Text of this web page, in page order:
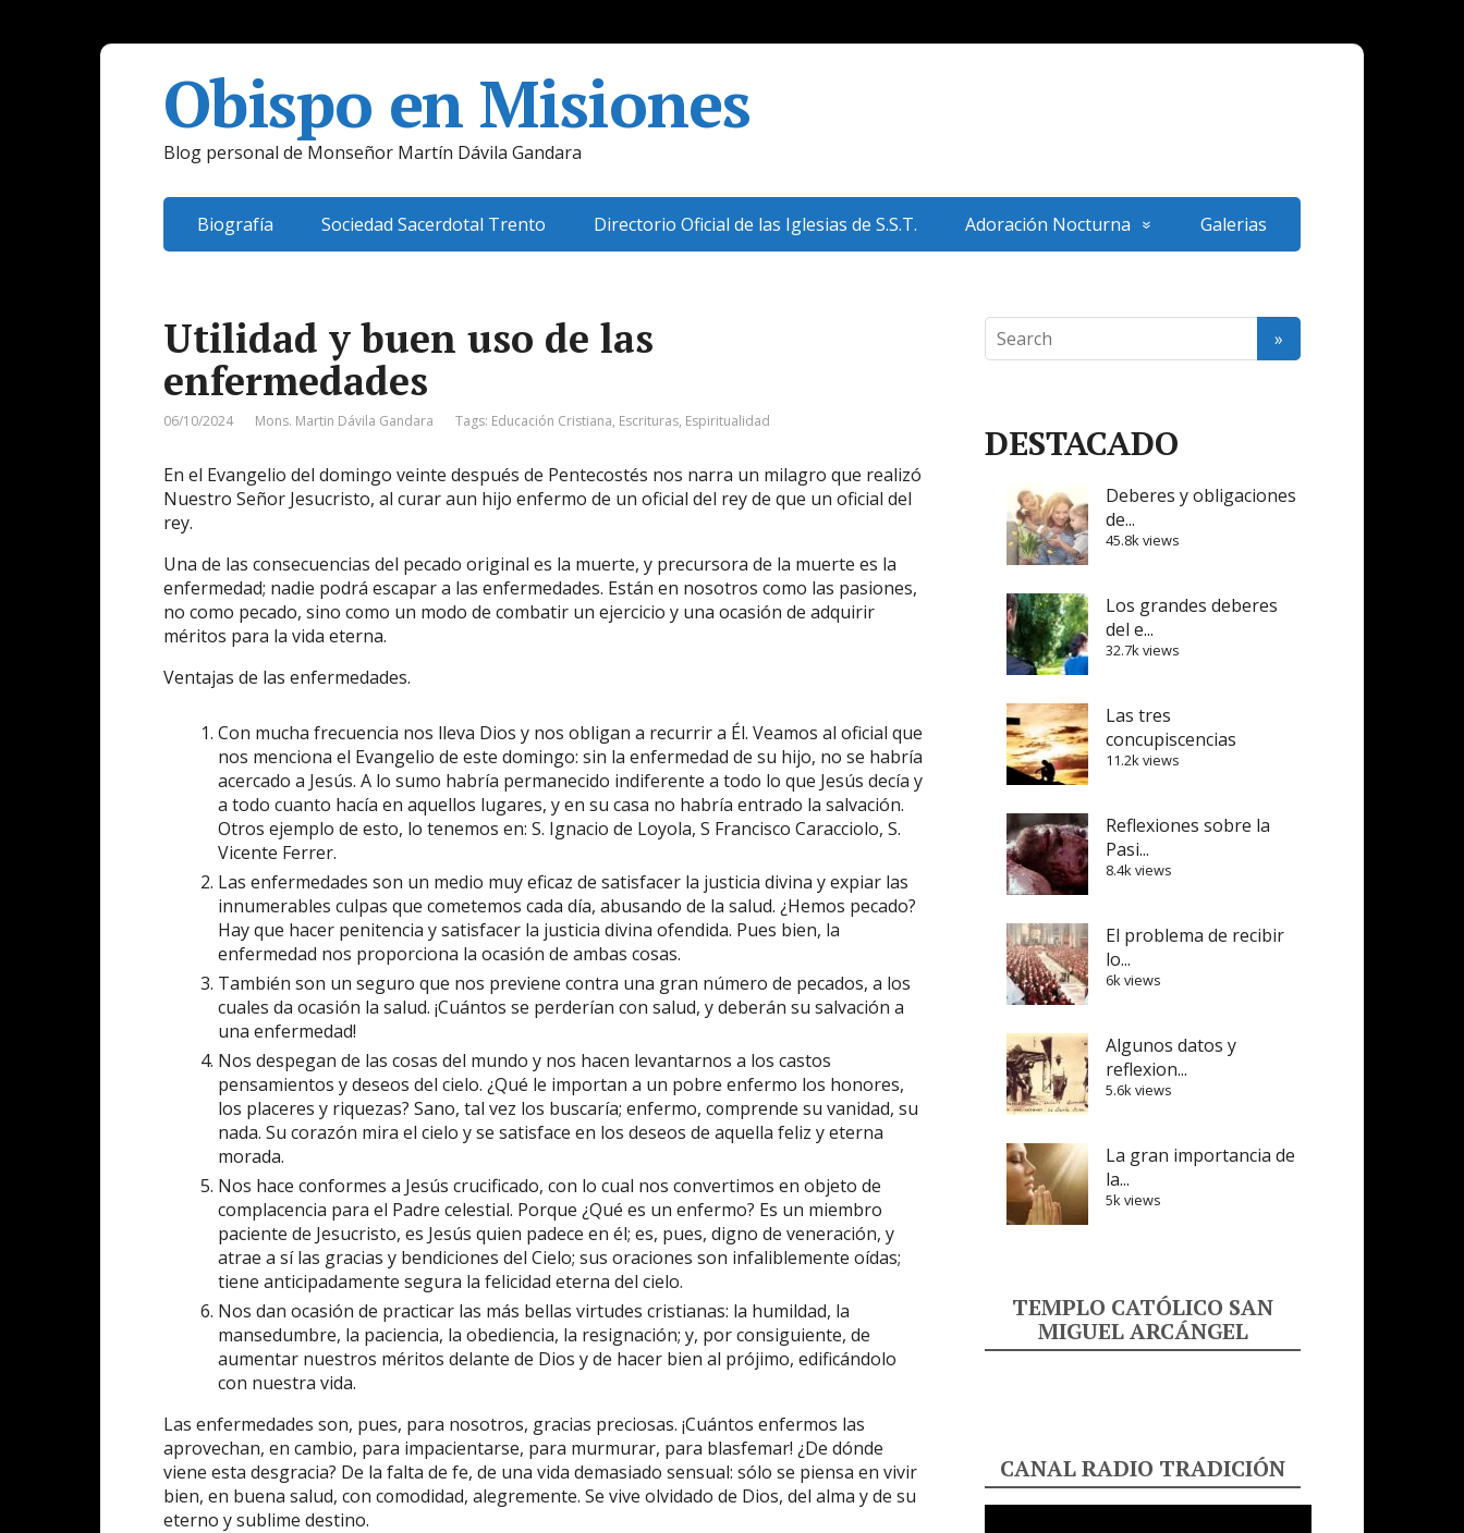
Obispo en Misiones
Blog personal de Monseñor Martín Dávila Gandara
Biografía Sociedad Sacerdotal Trento Directorio Oficial de las Iglesias de S.S.T. Adoración Nocturna Galerias
Utilidad y buen uso de las
enfermedades
06/10/2024 Mons. Martin Dávila Gandara Tags: Educación Cristiana, Escrituras, Espiritualidad
En el Evangelio del domingo veinte después de Pentecostés nos narra un milagro que realizó
Nuestro Señor Jesucristo, al curar aun hijo enfermo de un oficial del rey de que un oficial del
rey.
Una de las consecuencias del pecado original es la muerte, y precursora de la muerte es la
enfermedad; nadie podrá escapar a las enfermedades. Están en nosotros como las pasiones,
no como pecado, sino como un modo de combatir un ejercicio y una ocasión de adquirir
méritos para la vida eterna.
Ventajas de las enfermedades.
Con mucha frecuencia nos lleva Dios y nos obligan a recurrir a Él. Veamos al oficial que
nos menciona el Evangelio de este domingo: sin la enfermedad de su hijo, no se habría
acercado a Jesús. A lo sumo habría permanecido indiferente a todo lo que Jesús decía y
a todo cuanto hacía en aquellos lugares, y en su casa no habría entrado la salvación.
Otros ejemplo de esto, lo tenemos en: S. Ignacio de Loyola, S Francisco Caracciolo, S.
Vicente Ferrer.
Las enfermedades son un medio muy eficaz de satisfacer la justicia divina y expiar las
innumerables culpas que cometemos cada día, abusando de la salud. ¿Hemos pecado?
Hay que hacer penitencia y satisfacer la justicia divina ofendida. Pues bien, la
enfermedad nos proporciona la ocasión de ambas cosas.
También son un seguro que nos previene contra una gran número de pecados, a los
cuales da ocasión la salud. ¡Cuántos se perderían con salud, y deberán su salvación a
una enfermedad!
Nos despegan de las cosas del mundo y nos hacen levantarnos a los castos
pensamientos y deseos del cielo. ¿Qué le importan a un pobre enfermo los honores,
los placeres y riquezas? Sano, tal vez los buscaría; enfermo, comprende su vanidad, su
nada. Su corazón mira el cielo y se satisface en los deseos de aquella feliz y eterna
morada.
Nos hace conformes a Jesús crucificado, con lo cual nos convertimos en objeto de
complacencia para el Padre celestial. Porque ¿Qué es un enfermo? Es un miembro
paciente de Jesucristo, es Jesús quien padece en él; es, pues, digno de veneración, y
atrae a sí las gracias y bendiciones del Cielo; sus oraciones son infaliblemente oídas;
tiene anticipadamente segura la felicidad eterna del cielo.
Nos dan ocasión de practicar las más bellas virtudes cristianas: la humildad, la
mansedumbre, la paciencia, la obediencia, la resignación; y, por consiguiente, de
aumentar nuestros méritos delante de Dios y de hacer bien al prójimo, edificándolo
con nuestra vida.
Las enfermedades son, pues, para nosotros, gracias preciosas. ¡Cuántos enfermos las
aprovechan, en cambio, para impacientarse, para murmurar, para blasfemar! ¿De dónde
viene esta desgracia? De la falta de fe, de una vida demasiado sensual: sólo se piensa en vivir
bien, en buena salud, con comodidad, alegremente. Se vive olvidado de Dios, del alma y de su
eterno y sublime destino.
DESTACADO
Deberes y obligaciones
de...
45.8k views
Los grandes deberes
del e...
32.7k views
Las tres
concupiscencias
11.2k views
Reflexiones sobre la
Pasi...
8.4k views
El problema de recibir
lo...
6k views
Algunos datos y
reflexion...
5.6k views
La gran importancia de
la...
5k views
TEMPLO CATÓLICO SAN
MIGUEL ARCÁNGEL
CANAL RADIO TRADICIÓN